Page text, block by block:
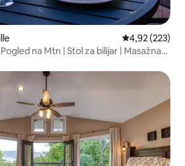
Prosječna
4,92 (223)
na Mtn | Stol za bilijar | Masažna